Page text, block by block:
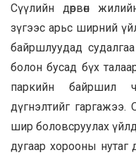
Сүүлийн дөрвөн
зүгээс арьс ширний
байршлуудад
болон бусад бүх
паркийн байршил
дүгнэлтийг гаргажээ.
шир боловсруулах
дугаар хорооны